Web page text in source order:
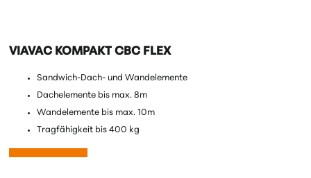
VIAVAC KOMPAKT CBC FLEX
Sandwich-Dach- und Wandelemente
Dachelemente bis max. 8m
Wandelemente bis max. 10m
Tragfähigkeitbis 400 kg